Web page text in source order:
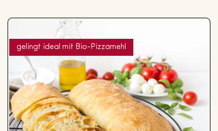
gelingt ideal mit Bio-Pizzamehl